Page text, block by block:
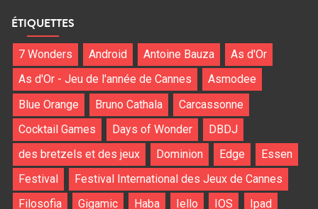
ÉTIQUETTES
7 Wonders Android Antoine Bauza
As d'Or
As d'Or - Jeu de l'année de Cannes
Asmodee
Blue Orange
Bruno Cathala
Carcassonne
Cocktail Games
Days of Wonder
DBDJ
des bretzels et des jeux
Dominion Edge
Essen
Festival
Festival International des Jeux de Cannes
Filosofia
Gigamic Haba Iello IOS Ipad